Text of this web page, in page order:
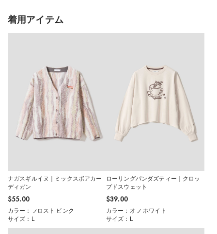
着用アイテム
ナガスギルイヌ｜ミックスボアカー
ディガン
$‌55.00
カラー：フロスト ピンク
サイズ：L
ローリングパンダズティー｜クロッ
プドスウェット
$‌39.00
カラー：オフ ホワイト
サイズ：L